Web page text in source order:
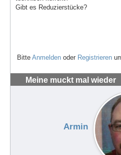
Gibt es Reduzierstücke?
Bitte Anmelden oder Registrieren
Meine muckt mal wieder
Armin